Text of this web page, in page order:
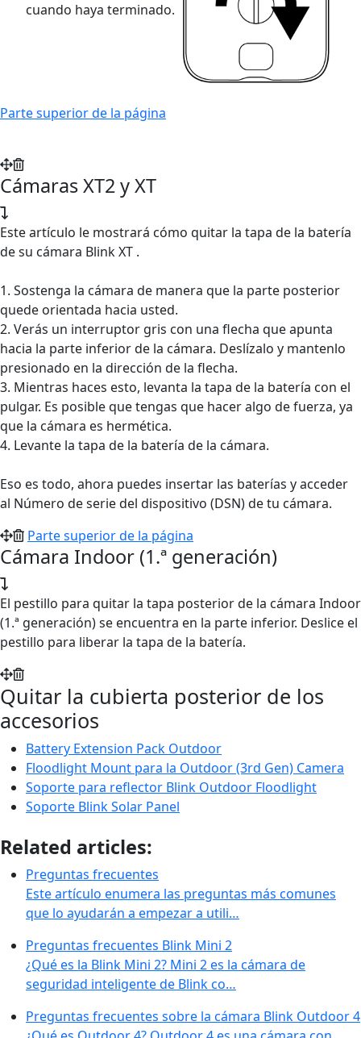
cuando haya terminado.
Parte superior de la página
Cámaras XT2 y XT
Este artículo le mostrará cómo quitar la tapa de la batería
de su cámara Blink XT .
1. Sostenga la cámara de manera que la parte posterior
quede orientada hacia usted.
2. Verás un interruptor gris con una flecha que apunta
hacia la parte inferior de la cámara. Deslízalo y mantenlo
presionado en la dirección de la flecha.
3. Mientras haces esto, levanta la tapa de la batería con el
pulgar. Es posible que tengas que hacer algo de fuerza, ya
que la cámara es hermética.
4. Levante la tapa de la batería de la cámara.
Eso es todo, ahora puedes insertar las baterías y acceder
al Número de serie del dispositivo (DSN) de tu cámara.
Parte superior de la página
Cámara Indoor (1.ª generación)
El pestillo para quitar la tapa posterior de la cámara Indoor
(1.ª generación) se encuentra en la parte inferior. Deslice el
pestillo para liberar la tapa de la batería.
Quitar la cubierta posterior de los
accesorios
Battery Extension Pack Outdoor
Floodlight Mount para la Outdoor (3rd Gen) Camera
Soporte para reflector Blink Outdoor Floodlight
Soporte Blink Solar Panel
Related articles:
Preguntas frecuentes
Este artículo enumera las preguntas más comunes
que lo ayudarán a empezar a utili…
Preguntas frecuentes Blink Mini 2
¿Qué es la Blink Mini 2? Mini 2 es la cámara de
seguridad inteligente de Blink co…
Preguntas frecuentes sobre la cámara Blink Outdoor 4